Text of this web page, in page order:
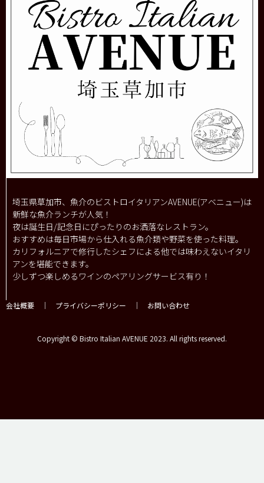
埼玉県草加市、魚介のビストロイタリアンAVENUE(アベニュー)は
新鮮な魚介ランチが人気！
夜は誕生日/記念日にぴったりのお洒落なレストラン。
おすすめは毎日市場から仕入れる魚介類や野菜を使った料理。
カリフォルニアで修行したシェフによる他では味わえないイタリ
アンを堪能できます。
少しずつ楽しめるワインのペアリングサービス有り！
会社概要 ｜ プライバシーポリシー ｜ お問い合わせ
Copyright © Bistro Italian AVENUE 2023. All rights reserved.